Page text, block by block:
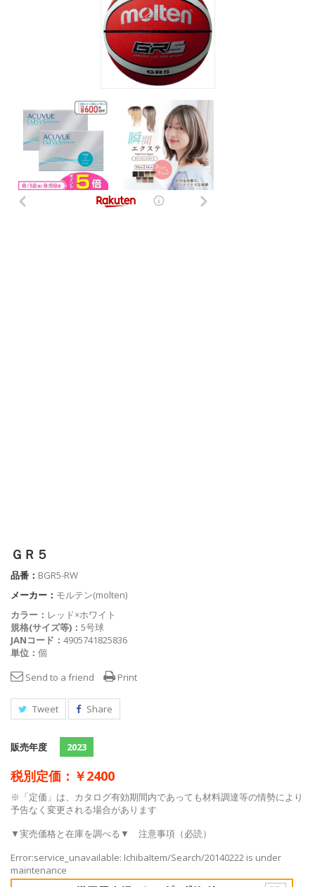
ＧＲ５
品番： BGR5-RW
メーカー： モルテン(molten)
カラー： レッド×ホワイト
規格(サイズ等)： 5号球
JANコード： 4905741825836
単位： 個
Send to a friend
Print
Tweet Share
販売年度 2023
税別定価：￥2400
※「定価」は、カタログ有効期間内であっても材料調達等の情勢により
予告なく変更される場合があります
▼実売価格と在庫を調べる▼ 注意事項（必読）
Error:service_unavailable: IchibaItem/Search/20140222 is under
maintenance